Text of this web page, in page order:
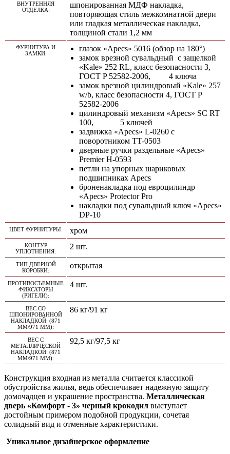
ВНУТРЕННЯЯ
ОТДЕЛКА:
шпонированная МДФ накладка,
повторяющая стиль межкомнатной двери
или гладкая металлическая накладка,
толщиной стали 1,2 мм
ФУРНИТУРА И
ЗАМКИ:
глазок «Apecs» 5016 (обзор на 180°)
замок врезной сувальдный с защелкой
«Kale» 252 RL, класс безопасности 3,
ГОСТ P 52582-2006, 4 ключа
замок врезной цилиндровый «Kale» 257
w/b, класс безопасности 4, ГОСТ P
52582-2006
цилиндровый механизм «Apecs» SC RT
100, 5 ключей
задвижка «Apecs» L-0260 с
поворотником TT-0503
дверные ручки раздельные «Apecs»
Premier H-0593
петли на упорных шариковых
подшипниках Apecs
броненакладка под евроцилиндр
«Apecs» Protector Pro
накладки под сувальдный ключ «Apecs»
DP-10
ЦВЕТ ФУРНИТУРЫ: хром
КОНТУР
УПЛОТНЕНИЯ:
2 шт.
ТИП ДВЕРНОЙ
КОРОБКИ:
открытая
ПРОТИВОСЪЕМНЫЕ
ФИКСАТОРЫ
(РИГЕЛИ):
4 шт.
ВЕС СО
ШПОНИРОВАННОЙ
НАКЛАДКОЙ: (871
ММ/971 ММ):
86 кг/91 кг
ВЕС С
МЕТАЛЛИЧЕСКОЙ
НАКЛАДКОЙ: (871
ММ/971 ММ):
92,5 кг/97,5 кг
Конструкция входная из металла считается классикой
обустройства жилья, ведь обеспечивает надежную защиту
домочадцев и украшение пространства. Металлическая
дверь «Комфорт - 3» черный крокодил выступает
достойным примером подобной продукции, сочетая
солидный вид и отменные характеристики.
Уникальное дизайнерское оформление